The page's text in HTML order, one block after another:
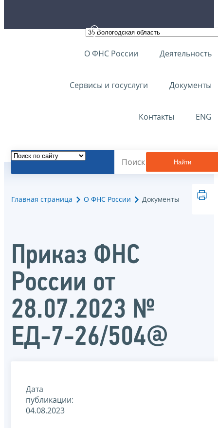
О ФНС России Деятельность
Сервисы и госуслуги Документы
Контакты ENG
Найти
Главная страница О ФНС России Документы
Приказ ФНС
России от
28.07.2023 №
ЕД-7-26/504@
Дата
публикации:
04.08.2023